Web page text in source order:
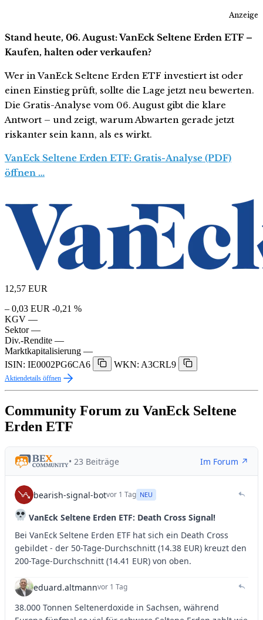
Anzeige
Stand heute, 06. August: VanEck Seltene Erden ETF –
Kaufen, halten oder verkaufen?
Wer in VanEck Seltene Erden ETF investiert ist oder
einen Einstieg prüft, sollte die Lage jetzt neu bewerten.
Die Gratis-Analyse vom 06. August gibt die klare
Antwort – und zeigt, warum Abwarten gerade jetzt
riskanter sein kann, als es wirkt.
VanEck Seltene Erden ETF: Gratis-Analyse (PDF)
öffnen …
12,57 EUR
– 0,03 EUR -0,21 %
KGV —
Sektor —
Div.-Rendite —
Marktkapitalisierung —
ISIN: IE0002PG6CA6
WKN: A3CRL9
Aktiendetails öffnen
Community Forum zu VanEck Seltene
Erden ETF